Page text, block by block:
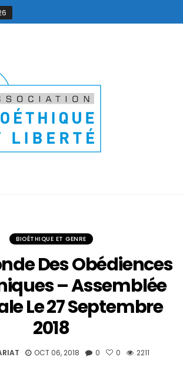
BIOÉTHIQUE ET GENRE
Des Obédiences
– Assemblée
Le 27 Septembre
2018
OCT 06, 2018 0 0 2211